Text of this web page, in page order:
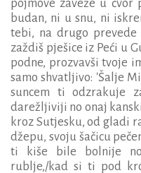
pojmove zaveže u čvor
budan, ni u snu, ni
tebi, na drugo prevede
zaždiš pješice iz Peći u
podne, prozvavši tvoje
samo shvatljivo: 'Šalje
suncem ti odzrakuje
darežljiviji no onaj
kroz Sutjesku, od gladi
džepu, svoju šačicu
ti kiše bile bolnije
rublje,/kad si ti pod